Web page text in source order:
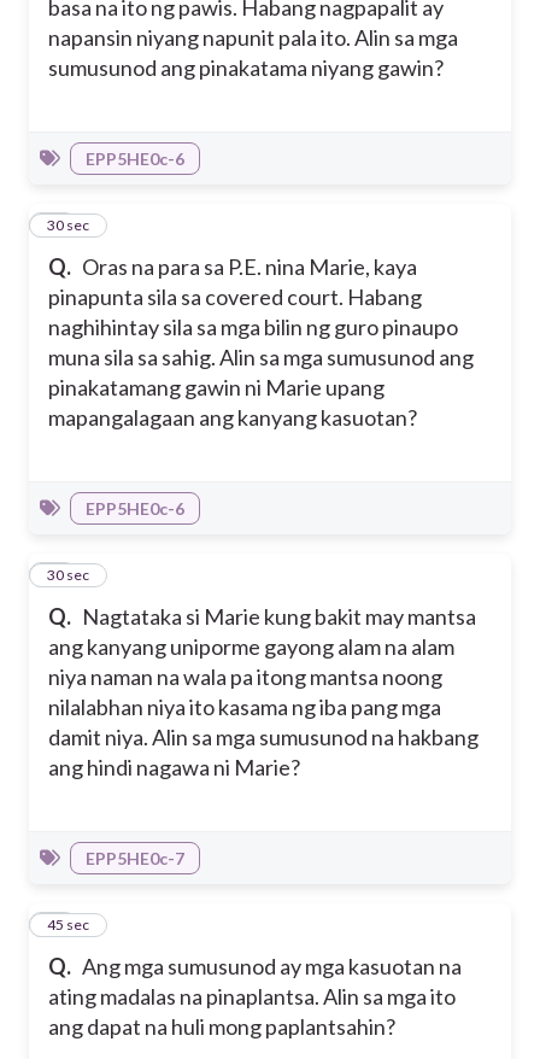
basa na ito ng pawis. Habang nagpapalit ay
napansin niyang napunit pala ito. Alin sa mga
sumusunod ang pinakatama niyang gawin?
EPP5HE0c-6
Q. Oras na para sa P.E. nina Marie, kaya
pinapunta sila sa covered court. Habang
naghihintay sila sa mga bilin ng guro pinaupo
muna sila sa sahig. Alin sa mga sumusunod ang
pinakatamang gawin ni Marie upang
mapangalagaan ang kanyang kasuotan?
10
30 sec
EPP5HE0c-6
Q. Nagtataka si Marie kung bakit may mantsa
ang kanyang uniporme gayong alam na alam
niya naman na wala pa itong mantsa noong
nilalabhan niya ito kasama ng iba pang mga
damit niya. Alin sa mga sumusunod na hakbang
ang hindi nagawa ni Marie?
11
30 sec
EPP5HE0c-7
Q. Ang mga sumusunod ay mga kasuotan na
ating madalas na pinaplantsa. Alin sa mga ito
ang dapat na huli mong paplantsahin?
12
45 sec